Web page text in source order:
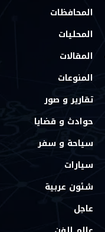
المحافظات
المحليات
المقالات
المنوعات
تقارير و صور
حوادث و قضايا
سياحة و سفر
سيارات
شئون عربية
عاجل